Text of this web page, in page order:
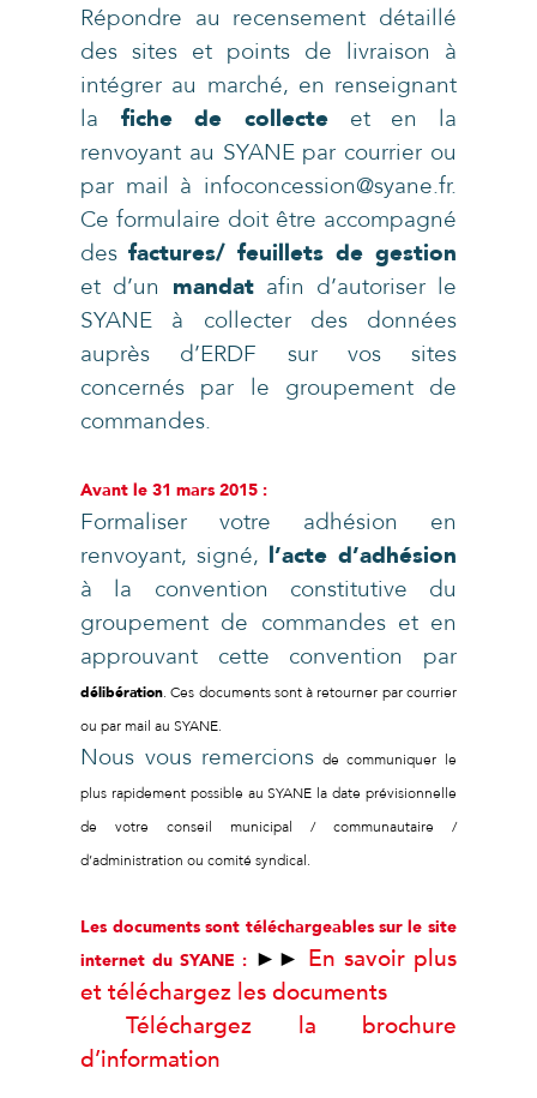
Répondre au recensement détaillé
des sites et points de livraison à
intégrer au marché, en renseignant
la fiche de collecte et en la
renvoyant au SYANE par courrier ou
par mail à infoconcession@syane.fr.
Ce formulaire doit être accompagné
desfactures/ feuillets de gestion
et d’un mandat afin d’autoriser le
SYANE à collecter des données
auprès d’ERDF sur vos sites
concernés par le groupement de
commandes.
Avant le 31 mars 2015 :
Formaliser votre adhésion en
renvoyant, signé, l’acte d’adhésion
à la convention constitutive du
groupement de commandes et en
approuvant cette convention par
délibération. Ces documents sont à retourner par courrier
ou par mail au SYANE.
Nous vous remercions de communiquer le
plus rapidement possible au SYANE la date prévisionnelle
de votre conseil municipal / communautaire /
d’administration ou comité syndical.
Les documents sont téléchargeables sur le site
internet du SYANE : ►► En savoir plus
et téléchargez les documents
Téléchargez la brochure
d’information